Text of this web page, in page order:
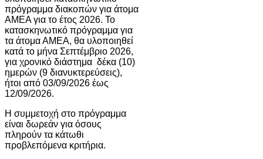
πρόγραμμα διακοπών για άτομα
ΑΜΕΑ για το έτος 2026. Το
κατασκηνωτικό πρόγραμμα για
τα άτομα ΑΜΕΑ, θα υλοποιηθεί
κατά το μήνα Σεπτέμβριο 2026,
για χρονικό διάστημα δέκα (10)
ημερών (9 διανυκτερεύσεις),
ήτοι από 03/09/2026 έως
12/09/2026.
Η συμμετοχή στο πρόγραμμα
είναι δωρεάν για όσους
πληρούν τα κάτωθι
προβλεπόμενα κριτήρια.